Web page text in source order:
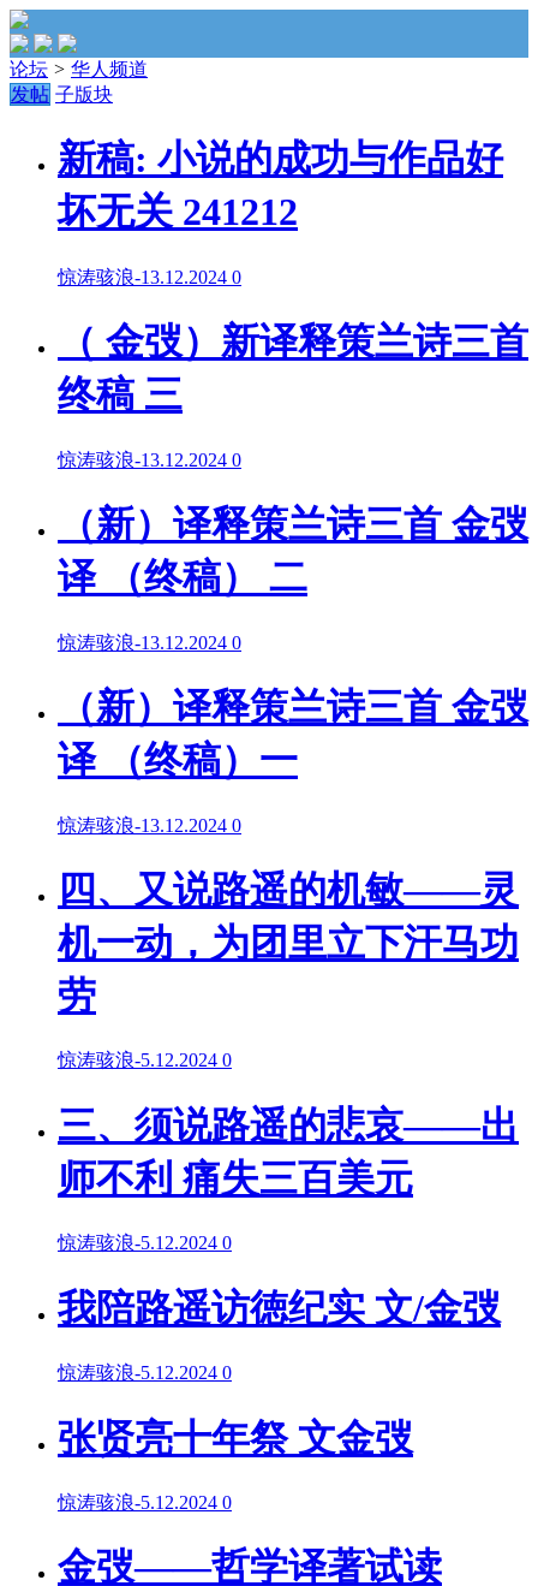
论坛 > 华人频道
发帖 子版块
新稿: 小说的成功与作品好
坏无关 241212
惊涛骇浪-13.12.2024 0
（ 金弢）新译释策兰诗三首
终稿 三
惊涛骇浪-13.12.2024 0
（新）译释策兰诗三首 金弢
译 （终稿） 二
惊涛骇浪-13.12.2024 0
（新）译释策兰诗三首 金弢
译 （终稿）一
惊涛骇浪-13.12.2024 0
四、又说路遥的机敏——灵
机一动，为团里立下汗马功
劳
惊涛骇浪-5.12.2024 0
三、须说路遥的悲哀——出
师不利 痛失三百美元
惊涛骇浪-5.12.2024 0
我陪路遥访徳纪实 文/金弢
惊涛骇浪-5.12.2024 0
张贤亮十年祭 文金弢
惊涛骇浪-5.12.2024 0
金弢——哲学译著试读